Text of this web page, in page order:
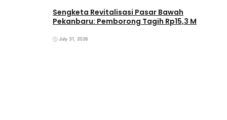
Sengketa Revitalisasi Pasar Bawah
Pekanbaru: Pemborong Tagih Rp15,3 M
July 31, 2026